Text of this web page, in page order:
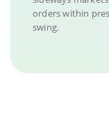
orders within
swing.